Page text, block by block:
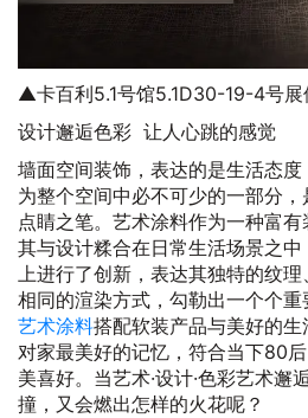
▲卡百利5.1号馆5.1D30-19-4号展
设计邂逅色彩 让人心跳的感觉
墙面空间装饰，表达的是生活态
为整个空间中必不可少的一部分
点睛之笔。艺术涂料作为一种富
其与设计糅合在日常生活场景之
上进行了创新，表达其独特的纹
相同的渲染方式，勾勒出一个个
艺术涂料搭配软装产品与美好的
对家最美好的记忆，符合当下80
美喜好。当艺术·设计·色彩艺术邂
撞，又会燃出怎样的火花呢？